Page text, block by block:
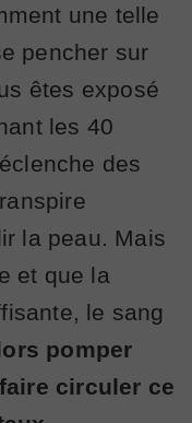
une telle
pencher sur
êtes exposé
les 40
des
la peau. Mais
et que la
le sang
pomper
circuler ce